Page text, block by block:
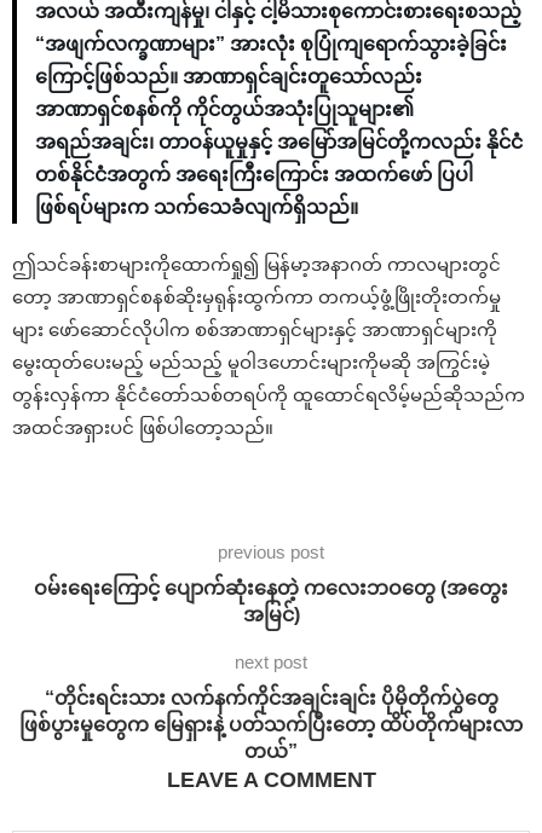
အလယ် အထီးကျန်မှု၊ ငါနှင့် ငါ့မိသားစုကောင်းစားရေးစသည့်
“အဖျက်လက္ခဏာများ” အားလုံး စုပြုံကျရောက်သွားခဲ့ခြင်း
ကြောင့်ဖြစ်သည်။ အာဏာရှင်ချင်းတူသော်လည်း
အာဏာရှင်စနစ်ကို ကိုင်တွယ်အသုံးပြုသူများ၏
အရည်အချင်း၊ တာဝန်ယူမှုနှင့် အမြော်အမြင်တို့ကလည်း နိုင်ငံ
တစ်နိုင်ငံအတွက် အရေးကြီးကြောင်း အထက်ဖော် ပြပါ
ဖြစ်ရပ်များက သက်သေခံလျက်ရှိသည်။
ဤသင်ခန်းစာများကိုထောက်ရှု၍ မြန်မာ့အနာဂတ် ကာလများတွင်
တော့ အာဏာရှင်စနစ်ဆိုးမှရုန်းထွက်ကာ တကယ့်ဖွံ့ဖြိုးတိုးတက်မှု
များ ဖော်ဆောင်လိုပါက စစ်အာဏာရှင်များနှင့် အာဏာရှင်များကို
မွေးထုတ်ပေးမည့် မည်သည့် မူဝါဒဟောင်းများကိုမဆို အကြွင်းမဲ့
တွန်းလှန်ကာ နိုင်ငံတော်သစ်တရပ်ကို ထူထောင်ရလိမ့်မည်ဆိုသည်က
အထင်အရှားပင် ဖြစ်ပါတော့သည်။
previous post
ဝမ်းရေးကြောင့် ပျောက်ဆုံးနေတဲ့ ကလေးဘဝတွေ (အတွေး
အမြင်)
next post
“တိုင်းရင်းသား လက်နက်ကိုင်အချင်းချင်း ပိုမိုတိုက်ပွဲတွေ
ဖြစ်ပွားမှုတွေက မြေရှားနဲ့ ပတ်သက်ပြီးတော့ ထိပ်တိုက်များလာ
တယ်”
LEAVE A COMMENT